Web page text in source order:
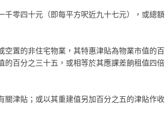
零四十元（即每平方呎近九十七元），或總額
置的非住宅物業，其特惠津貼為物業市值的百
百分之三十五，或相等於其應課差餉租值四倍
津貼；或以其重建值另加百分之五的津貼作收